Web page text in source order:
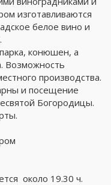
изготавливаются
белое вино и
конюшен, а
Возможность
производства.
и посещение
Богородицы.
около 19.30 ч.